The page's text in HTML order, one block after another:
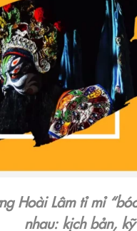
Hoài Lâm tỉ mỉ
nhau: kịch bản,